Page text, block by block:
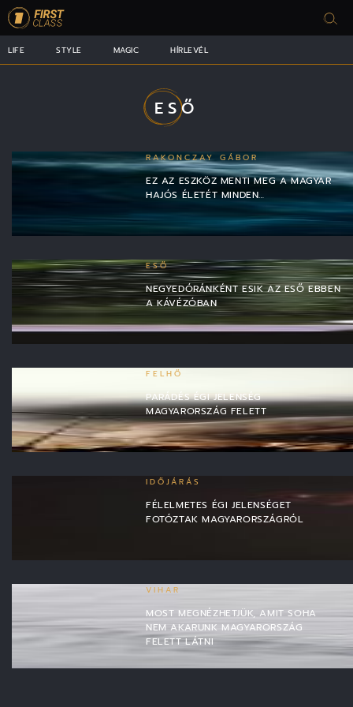
LIFE STYLE MAGIC HÍRLEVÉL
ESŐ
RAKONCZAY GÁBOR
EZ AZ ESZKÖZ MENTI MEG A MAGYAR
HAJÓS ÉLETÉT MINDEN…
ESŐ
NEGYEDÓRÁNKÉNT ESIK AZ ESŐ EBBEN
A KÁVÉZÓBAN
FELHŐ
PARÁDÉS ÉGI JELENSÉG
MAGYARORSZÁG FELETT
IDŐJÁRÁS
FÉLELMETES ÉGI JELENSÉGET
FOTÓZTAK MAGYARORSZÁGRÓL
VIHAR
MOST MEGNÉZHETJÜK, AMIT SOHA
NEM AKARUNK MAGYARORSZÁG
FELETT LÁTNI